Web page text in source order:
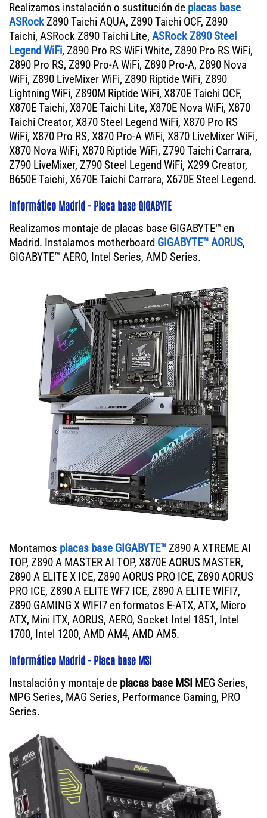
Realizamos instalación o sustitución de placas base
ASRockZ890 Taichi AQUA, Z890 Taichi OCF, Z890
Taichi, ASRock Z890 Taichi Lite, ASRock Z890 Steel
Legend WiFi, Z890 Pro RS WiFi White, Z890 Pro RS WiFi,
Z890 Pro RS, Z890 Pro-A WiFi, Z890 Pro-A, Z890 Nova
WiFi, Z890 LiveMixer WiFi, Z890 Riptide WiFi, Z890
Lightning WiFi, Z890M Riptide WiFi, X870E Taichi OCF,
X870E Taichi, X870E Taichi Lite, X870E Nova WiFi, X870
Taichi Creator, X870 Steel Legend WiFi, X870 Pro RS
WiFi, X870 Pro RS, X870 Pro-A WiFi, X870 LiveMixer WiFi,
X870 Nova WiFi, X870 Riptide WiFi, Z790 Taichi Carrara,
Z790 LiveMixer, Z790 Steel Legend WiFi, X299 Creator,
B650E Taichi, X670E Taichi Carrara, X670E Steel Legend.
Informático Madrid - Placa base GIGABYTE
Realizamos montaje de placas base GIGABYTE™ en
Madrid. Instalamos motherboard GIGABYTE™ AORUS,
GIGABYTE™ AERO, Intel Series, AMD Series.
Montamos placas base GIGABYTE™Z890 A XTREME AI
TOP, Z890 A MASTER AI TOP, X870E AORUS MASTER,
Z890 A ELITE X ICE, Z890 AORUS PRO ICE, Z890 AORUS
PRO ICE, Z890 A ELITE WF7 ICE, Z890 A ELITE WIFI7,
Z890 GAMING X WIFI7 en formatos E-ATX, ATX, Micro
ATX, Mini ITX, AORUS, AERO, Socket Intel 1851, Intel
1700, Intel 1200, AMD AM4, AMD AM5.
Informático Madrid - Placa base MSI
Instalación y montaje de placas base MSI MEG Series,
MPG Series, MAG Series, Performance Gaming, PRO
Series.